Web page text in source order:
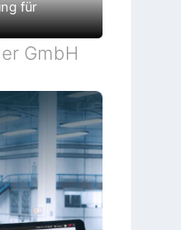
für
GmbH